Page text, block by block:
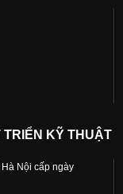
KỸ THUẬT
Nội cấp ngày